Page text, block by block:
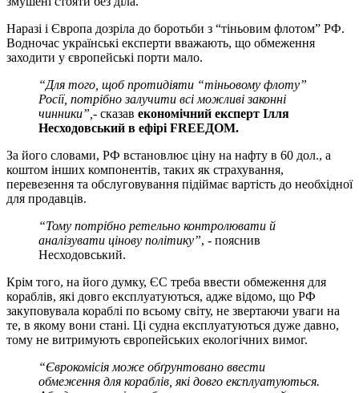
Наразі і Європа дозріла до боротьби з “тіньовим флотом” РФ.
Водночас українські експерти вважають, що обмеження
заходити у європейські порти мало.
“Для того, щоб протидіяти “тіньовому флоту”
Росії, потрібно залучити всі можливі законні
чинники”, - сказав економічний експерт Ілля
Несходовський в ефірі FREEДОМ.
За його словами, РФ встановлює ціну на нафту в 60 дол., а
коштом інших компонентів, таких як страхування,
перевезення та обслуговування підіймає вартість до необхідної
для продавців.
“Тому потрібно ретельно контролювати й
аналізувати цінову політику”, - пояснив
Несходовський.
Крім того, на його думку, ЄС треба ввести обмеження для
кораблів, які довго експлуатуються, адже відомо, що РФ
закуповувала кораблі по всьому світу, не звертаючи уваги на
те, в якому вони стані. Ці судна експлуатуються дуже давно,
тому не витримують європейських екологічних вимог.
“Єврокомісія може обґрунтовано ввести
обмеження для кораблів, які довго експлуатуються.